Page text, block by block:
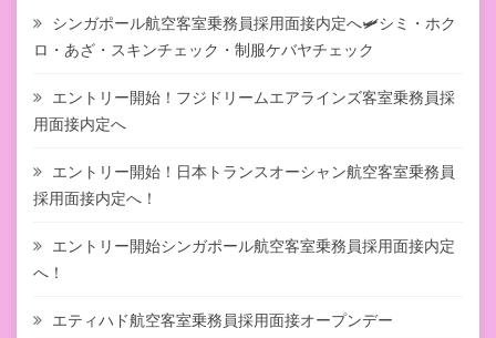
シンガポール航空客室乗務員採用面接内定へ🛩シミ・ホク
ロ・あざ・スキンチェック・制服ケバヤチェック
エントリー開始！フジドリームエアラインズ客室乗務員採
用面接内定へ
エントリー開始！日本トランスオーシャン航空客室乗務員
採用面接内定へ！
エントリー開始シンガポール航空客室乗務員採用面接内定
へ！
エティハド航空客室乗務員採用面接オープンデー